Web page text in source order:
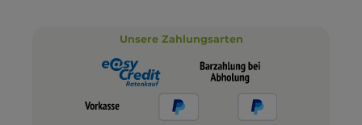
Unsere Zahlungsarten